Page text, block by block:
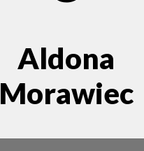
Aldona
Morawiec